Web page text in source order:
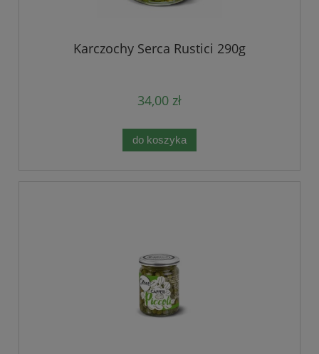
Karczochy Serca Rustici 290g
34,00 zł
do koszyka